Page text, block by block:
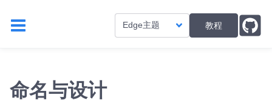
Edge主题 教程
命名与设计